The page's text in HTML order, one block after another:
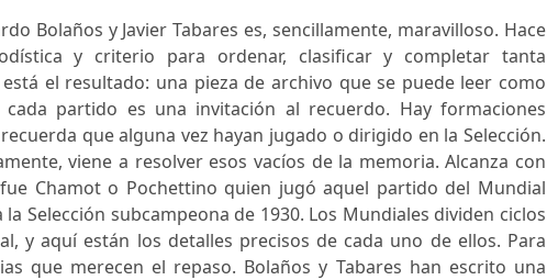
Bolaños y Javier Tabares es, sencillamente, maravilloso. Hace
y criterio para ordenar, clasificar y completar tanta
el resultado: una pieza de archivo que se puede leer como
partido es una invitación al recuerdo. Hay formaciones
que alguna vez hayan jugado o dirigido en la Selección.
viene a resolver esos vacíos de la memoria. Alcanza con
Chamot o Pochettino quien jugó aquel partido del Mundial
Selección subcampeona de 1930. Los Mundiales dividen ciclos
y aquí están los detalles precisos de cada uno de ellos. Para
que merecen el repaso. Bolaños y Tabares han escrito una